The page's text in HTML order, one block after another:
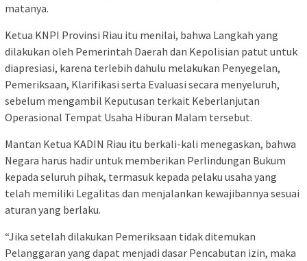
matanya.
Ketua KNPI Provinsi Riau itu menilai, bahwa Langkah yang
dilakukan oleh Pemerintah Daerah dan Kepolisian patut untuk
diapresiasi, karena terlebih dahulu melakukan Penyegelan,
Pemeriksaan, Klarifikasi serta Evaluasi secara menyeluruh,
sebelum mengambil Keputusan terkait Keberlanjutan
Operasional Tempat Usaha Hiburan Malam tersebut.
Mantan Ketua KADIN Riau itu berkali-kali menegaskan, bahwa
Negara harus hadir untuk memberikan Perlindungan Bukum
kepada seluruh pihak, termasuk kepada pelaku usaha yang
telah memiliki Legalitas dan menjalankan kewajibannya sesuai
aturan yang berlaku.
“Jika setelah dilakukan Pemeriksaan tidak ditemukan
Pelanggaran yang dapat menjadi dasar Pencabutan izin, maka